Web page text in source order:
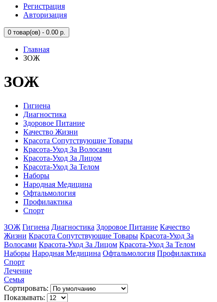
Регистрация
Авторизация
0 товар(ов) - 0.00 р.
Главная
ЗОЖ
ЗОЖ
Гигиена
Диагностика
Здоровое Питание
Качество Жизни
Красота Сопутствующие Товары
Красота-Уход За Волосами
Красота-Уход За Лицом
Красота-Уход За Телом
Наборы
Народная Медицина
Офтальмология
Профилактика
Спорт
ЗОЖ Гигиена Диагностика Здоровое Питание Качество
Жизни Красота Сопутствующие Товары Красота-Уход За
Волосами Красота-Уход За Лицом Красота-Уход За Телом
Наборы Народная Медицина Офтальмология Профилактика
Спорт
Лечение
Семья
Сортировать:
Показывать: